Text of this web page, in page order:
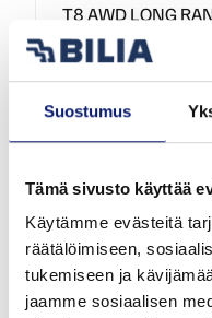
Suostumus
Tämä sivusto käyttää
Käytämme evästeitä
räätälöimiseen,
tukemiseen ja
jaamme sosiaalisen
T8 AWD LONG
PLUS SPORT
58 345 €